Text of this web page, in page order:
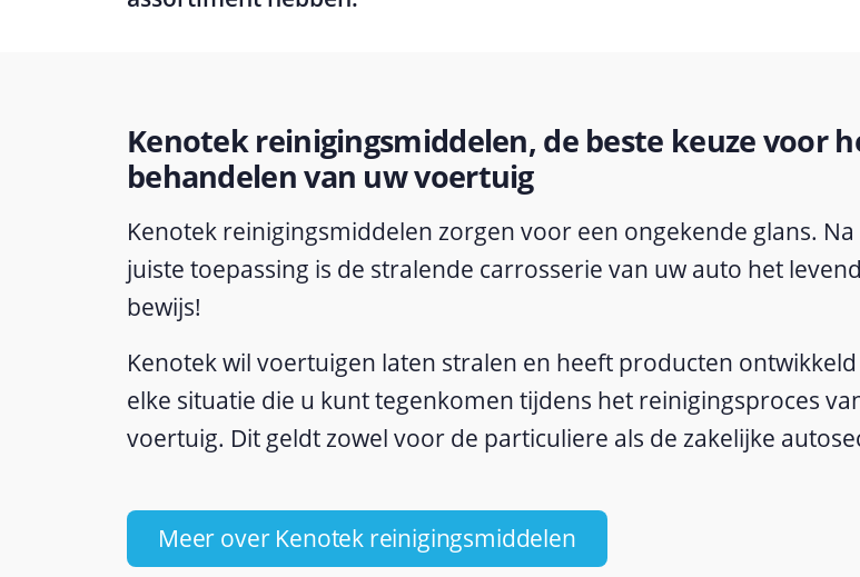
Kenotek reinigingsmiddelen, de beste keuze voor
behandelen van uw voertuig
Kenotek reinigingsmiddelen zorgen voor een ongekende glans. Na
juiste toepassing is de stralende carrosserie van uw auto het
bewijs!
Kenotek wil voertuigen laten stralen en heeft producten
elke situatie die u kunt tegenkomen tijdens het reinigingsproces
voertuig. Dit geldt zowel voor de particuliere als de zakelijke
Meer over Kenotek reinigingsmiddelen